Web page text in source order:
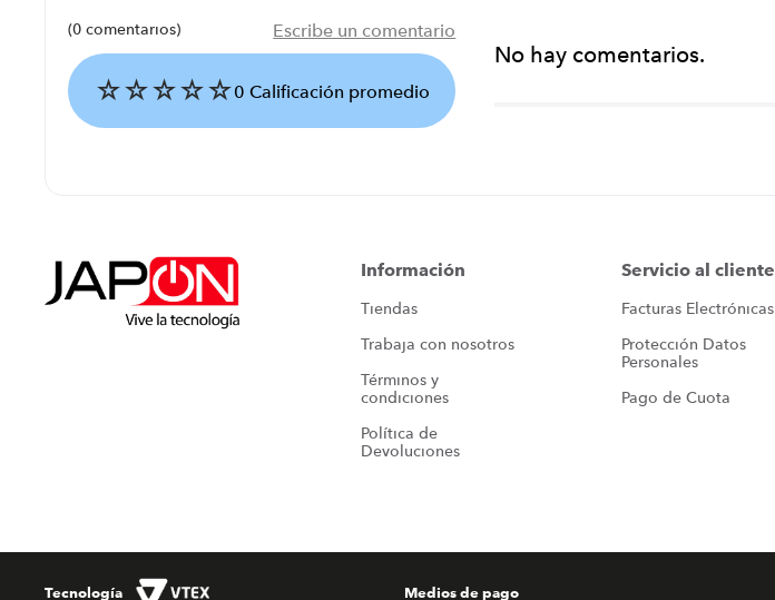
☆☆☆☆☆0 Calificación promedio
(0 comentarios) Escribe un comentario
Califica el producto de 1 a 5 estrellas
No hay comentarios.
Información
Tiendas
Trabaja con nosotros
Términos y
condiciones
Política de
Devoluciones
Servicio al cliente
Facturas Electrónicas
Protección Datos
Personales
Pago de Cuota
Tecnología Medios de pago